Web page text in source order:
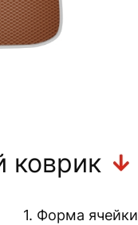
коврик
1. Форма ячейки